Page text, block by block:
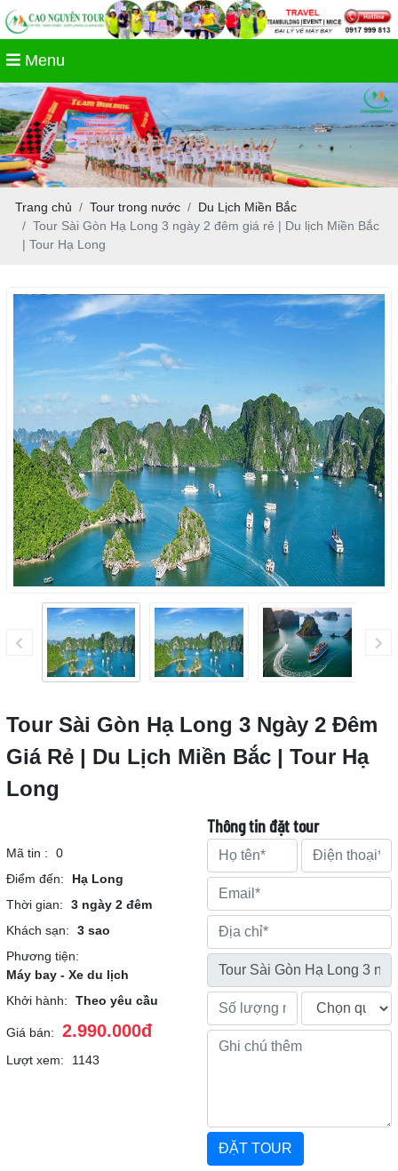
Menu
Trang chủ Tour trong nước
Du Lịch Miền Bắc
Tour Sài Gòn Hạ Long 3 ngày 2 đêm giá rẻ | Du lịch Miền Bắc
| Tour Hạ Long
Tour Sài Gòn Hạ Long 3 Ngày 2 Đêm
Giá Rẻ | Du Lịch Miền Bắc | Tour Hạ
Long
Mã tin :
0
Điểm đến:
Hạ Long
Thời gian:
3 ngày 2 đêm
Khách sạn:
3 sao
Phương tiện:
Máy bay - Xe du lịch
Khởi hành:
Theo yêu cầu
Giá bán: 2.990.000đ
Lượt xem: 1143
Thông tin đặt tour